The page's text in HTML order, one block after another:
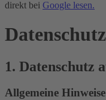
direkt bei Google lesen.
1. Datenschutz
Allgemeine Hinweise